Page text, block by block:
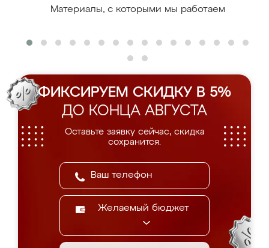
Материалы, с которыми мы работаем
ФИКСИРУЕМ СКИДКУ В 5%
ДО КОНЦА АВГУСТА
Оставьте заявку сейчас, скидка
сохранится.
Желаемый бюджет